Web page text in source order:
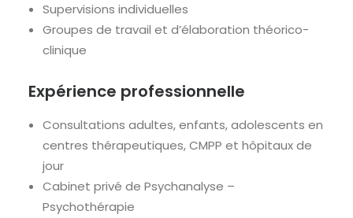
Supervisions individuelles
Groupes de travail et d’élaboration théorico-
clinique
Expérience professionnelle
Consultations adultes, enfants, adolescents en
centres thérapeutiques, CMPP et hôpitaux de
jour
Cabinet privé de Psychanalyse –
Psychothérapie